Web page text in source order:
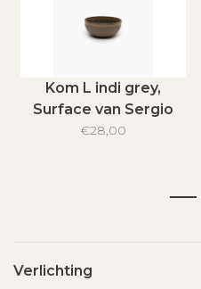
Kom L indi grey,
Surface van Sergio
Herman
€28,00
1
Verlichting